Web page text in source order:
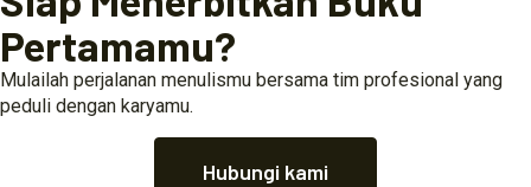
Pertamamu?
Mulailah perjalanan menulismu bersama tim profesional yang
peduli dengan karyamu.
Hubungi kami